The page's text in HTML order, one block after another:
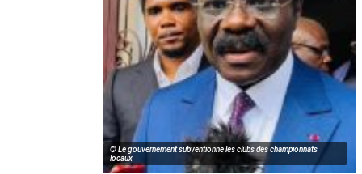
© Le gouvernement subventionne les clubs des championnats
locaux